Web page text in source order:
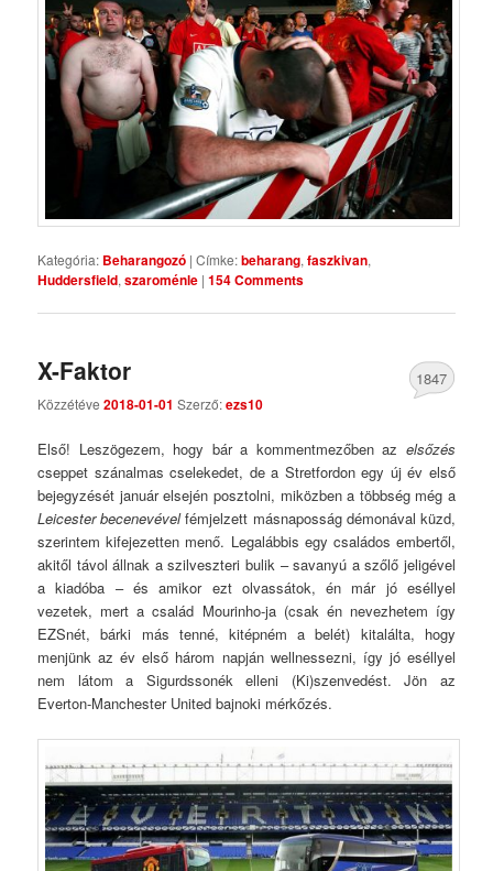
Kategória: Beharangozó |Címke:beharang,faszkivan,
Huddersfield,szaroménle |154 Comments
X-Faktor
Közzétéve2018-01-01 Szerző:ezs10
1847
Első! Leszögezem, hogy bár a kommentmezőben az elsőzés
cseppet szánalmas cselekedet, de a Stretfordon egy új év első
bejegyzését január elsején posztolni, miközben a többség még a
Leicester becenevévelfémjelzett másnaposság démonával küzd,
szerintem kifejezetten menő. Legalábbis egy családos embertől,
akitől távol állnak a szilveszteri bulik – savanyú a szőlő jeligével
a kiadóba – és amikor ezt olvassátok, én már jó eséllyel
vezetek, mert a család Mourinho-ja (csak én nevezhetem így
EZSnét, bárki más tenné, kitépném a belét) kitalálta, hogy
menjünk az év első három napján wellnessezni, így jó eséllyel
nem látom a Sigurdssonék elleni (Ki)szenvedést. Jön az
Everton-Manchester United bajnoki mérkőzés.